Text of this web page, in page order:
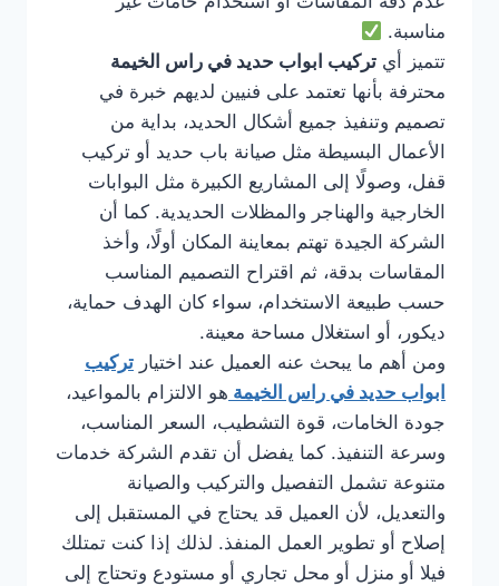
مناسبة.
تتميز أي تركيب ابواب حديد في راس الخيمة
محترفة بأنها تعتمد على فنيين لديهم خبرة في
تصميم وتنفيذ جميع أشكال الحديد، بداية من
الأعمال البسيطة مثل صيانة باب حديد أو تركيب
قفل، وصولًا إلى المشاريع الكبيرة مثل البوابات
الخارجية والهناجر والمظلات الحديدية. كما أن
الشركة الجيدة تهتم بمعاينة المكان أولًا، وأخذ
المقاسات بدقة، ثم اقتراح التصميم المناسب
حسب طبيعة الاستخدام، سواء كان الهدف حماية،
ديكور، أو استغلال مساحة معينة.
ومن أهم ما يبحث عنه العميل عند اختيار تركيب
ابواب حديد في راس الخيمة هو الالتزام بالمواعيد،
جودة الخامات، قوة التشطيب، السعر المناسب،
وسرعة التنفيذ. كما يفضل أن تقدم الشركة خدمات
متنوعة تشمل التفصيل والتركيب والصيانة
والتعديل، لأن العميل قد يحتاج في المستقبل إلى
إصلاح أو تطوير العمل المنفذ. لذلك إذا كنت تمتلك
فيلا أو منزل أو محل تجاري أو مستودع وتحتاج إلى